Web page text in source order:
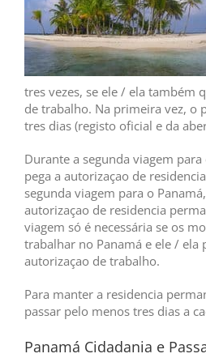
tres vezes, se ele / ela também
de trabalho. Na primeira vez, o
tres dias (registo oficial e da
Durante a segunda viagem
pega a autorizaçao de
segunda viagem para o
autorizaçao de residencia
viagem só é necessária se os
trabalhar no Panamá e ele / ela
autorizaçao de trabalho.
Para manter a residencia
passar pelo menos tres dias a
Panamá Cidadania e